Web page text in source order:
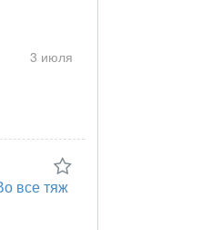
3 июля
все тяж